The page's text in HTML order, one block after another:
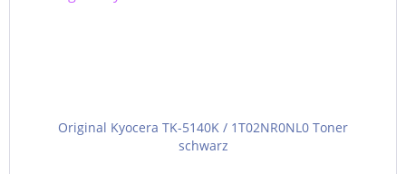
Original Kyocera TK-5140K / 1T02NR0NL0 Toner
schwarz